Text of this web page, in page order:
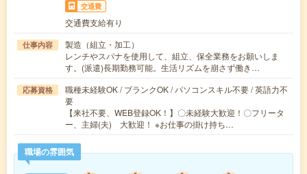
交通費
交通費支給有り
仕事内容
製造（組立・加工）
レンチやスパナを使用して、組立、保全業務をお願いしま
す。(派遣)長期勤務可能。生活リズムを崩さず働き…
応募資格
職種未経験OK / ブランクOK / パソコンスキル不要 / 英語力不
要
【来社不要、WEB登録OK！】〇未経験大歓迎！〇フリータ
ー、主婦(夫) 大歓迎！ ※お仕事の掛け持ち…
職場の雰囲気